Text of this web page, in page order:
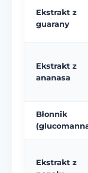
Ekstrakt z
guarany
Ekstrakt z
ananasa
Błonnik
Ekstrakt z